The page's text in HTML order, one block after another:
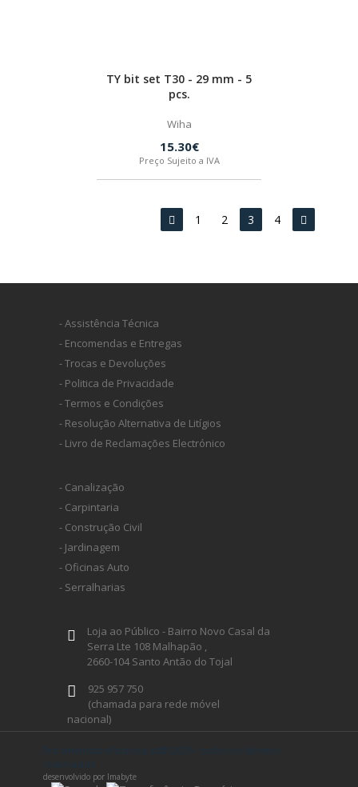
TY bit set T30 - 29 mm - 5
pcs.
Wiha
15.30€
Preço Sujeito a IVA
1 2 3 4
- Assistência Técnica
- Encomendas e Entregas
- Trocas e Devoluções
- Politica de Privacidade
- Termos e Condições
- Resolução Alternativa de Litígios
- Livro de Reclamações Electrónico
- Canalização
- Carpintaria
- Construção Civil
- Jardinagem
- Oficinas Auto
- Serralharias
Loja ao Público - Bairro Novo Casal da
Serra Lte 108 Malhapão ,
2660-104 Santo Antão do Tojal
925 957 750
(chamada para rede móvel
nacional)
geral@ferramentaprofissional.pt
ferramentaprofissional.pt® 2026 - todos os direitos
reservados
desenvolvido por Imabyte